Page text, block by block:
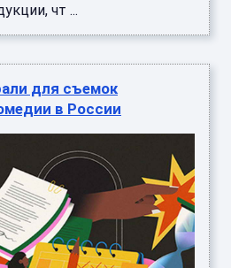
чт ...
для съемок
в России